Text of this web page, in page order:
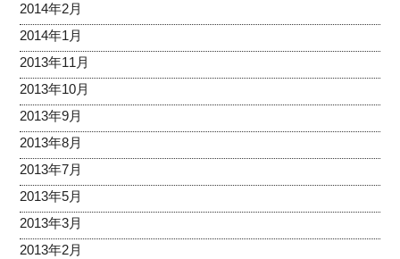
2014年2月
2014年1月
2013年11月
2013年10月
2013年9月
2013年8月
2013年7月
2013年5月
2013年3月
2013年2月